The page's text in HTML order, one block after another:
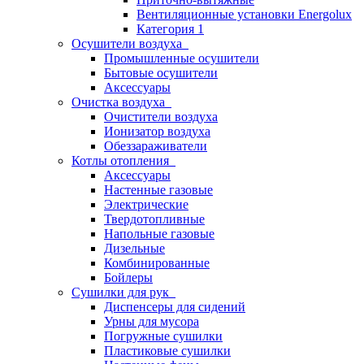
Вентиляционные установки Energolux
Категория 1
Осушители воздуха
Промышленные осушители
Бытовые осушители
Аксессуары
Очистка воздуха
Очистители воздуха
Ионизатор воздуха
Обеззараживатели
Котлы отопления
Аксессуары
Настенные газовые
Электрические
Твердотопливные
Напольные газовые
Дизельные
Комбинированные
Бойлеры
Сушилки для рук
Диспенсеры для сидений
Урны для мусора
Погружные сушилки
Пластиковые сушилки